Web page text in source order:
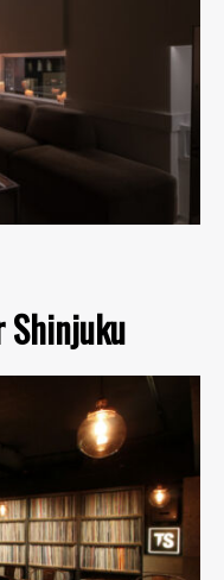
Shinjuku